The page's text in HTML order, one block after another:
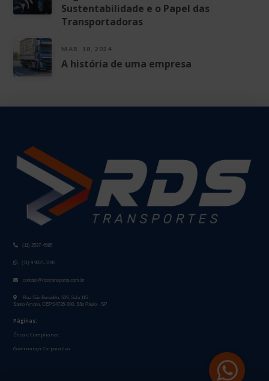
Sustentabilidade e o Papel das
Transportadoras
MAR. 18, 2024
A história de uma empresa
(11) 2537-4585
(11) 9 9021-1590
contato@rdstransporte.com.br
Rua São Benedito, 509, Sala 115
Santo Amaro, CEP:04735-000, São Paulo - SP
Páginas:
Ética e Compliance
Governança Corporativa